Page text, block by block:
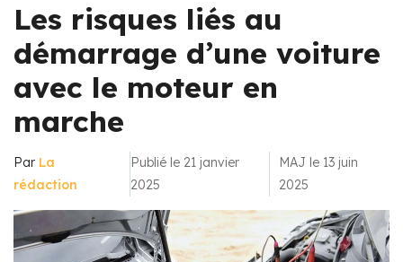
Les risques liés au
démarrage d’une voiture
avec le moteur en
marche
Par La
rédaction
Publié le 21 janvier
2025
MAJ le 13 juin
2025